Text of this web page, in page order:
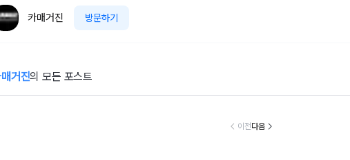
카매거진 방문하기
거진의 모든 포스트
케이카, 7월 중고
한국타이어, “기록
40도 ‘극한 폭염’,
다…티맵으로 찾
페덱스, ‘광저우-
노선 신규 취항…
이전다음